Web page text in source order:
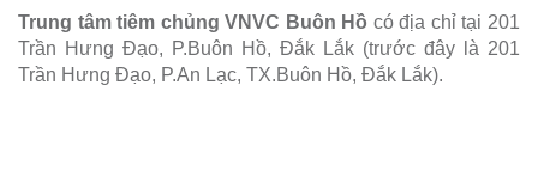
Trung tâm tiêm chủng VNVC Buôn Hồ có địa chỉ tại 201
Trần Hưng Đạo, P.Buôn Hồ, Đắk Lắk (trước đây là 201
Trần Hưng Đạo, P.An Lạc, TX.Buôn Hồ, Đắk Lắk).